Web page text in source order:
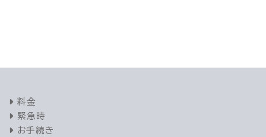
料金
緊急時
お手続き